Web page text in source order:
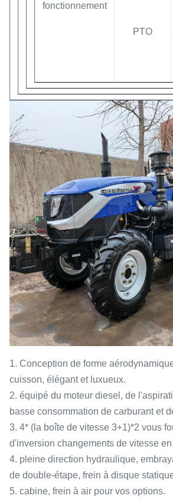
fonctionnement
PTO
1. Conception de forme
cuisson, élégant et luxueux.
2. équipé du moteur diesel, de
basse consommation de carburant et
3. 4* (la boîte de vitesse 3+1)*2 vous
d'inversion changements de vitesse en
4. pleine direction hydraulique,
de double-étape, frein à disque
5. cabine, frein à air pour vos options.